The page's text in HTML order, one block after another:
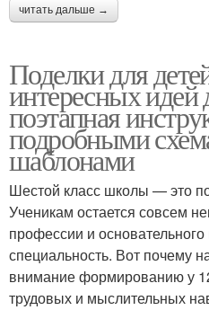
читать дальше →
Поделки для
интересных идей
поэтапная
подробными
шаблонами
Шестой класс школы — это
Ученикам остается совсем
профессии и
специальность. Вот почему
внимание формированию у
трудовых и мыслительных